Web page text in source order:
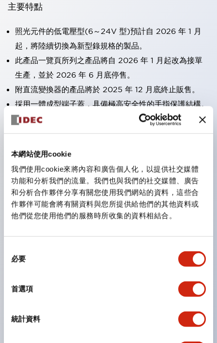
本網站使用cookie
我們使用cookie來將內容和廣告個人化，以提供社交媒體
功能和分析我們的流量。我們也與我們的社交媒體、廣告
和分析合作夥伴分享有關您使用我們網站的資料，這些合
作夥伴可能會將有關資料與您所提供給他們的其他資料或
他們從您使用他們的服務時所收集的資料相結合。
必要
首選項
統計資料
主要特點
照光元件的低電壓型(6～24V 型)預計自 2026 年 1 月
起，將陸續切換為新型錄規格的製品。
此產品一覽頁所列之產品將自 2026 年 1 月起改為接單
生產，並於 2026 年 6 月底停售。
附直流變換器的產品將於 2025 年 12 月底終止販售。
採用一體成型端子蓋，具備極高安全性的手指保護結構。
接點部採用自清潔滾動接觸方式，維持穩定導通性能。
防護結構可防止水或油從面板前方滲入：IP65（僅雙按
鈕開關為 IP40）。
三種功能集結於一顆開關。
完整支援全球各地需求的多種電壓規格。
一顆 LED 燈泡即可呈現六種顏色（LSRD 燈泡）。以往
需分色管理的 LED 燈泡，如今可用單一顆燈泡呈現多種
顏色。
可清楚辨識正方平頭形指示燈的亮燈/熄燈狀態，以及點
符合 ISO 3864-4 安全色規範：在危險或緊急狀況下，